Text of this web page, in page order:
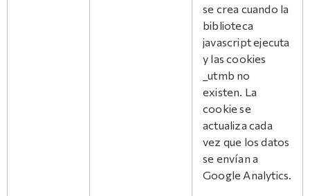
se crea cuando la
biblioteca
javascript ejecuta
y las cookies
_utmb no
existen. La
cookie se
actualiza cada
vez que los datos
se envían a
Google Analytics.